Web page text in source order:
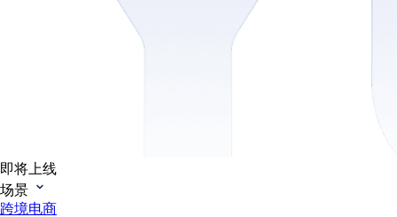
即将上线
场景
跨境电商